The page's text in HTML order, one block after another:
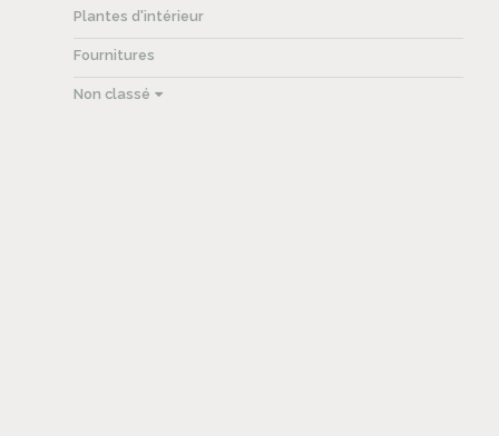
Plantes d'intérieur
Fournitures
Non classé